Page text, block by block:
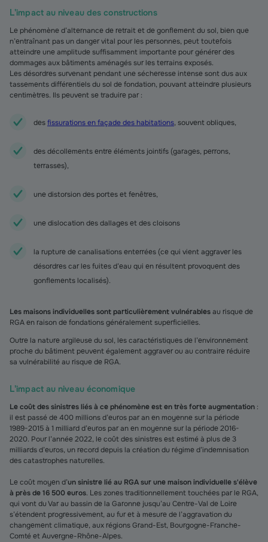
L'impact au niveau des constructions
Le phénomène d’alternance de retrait et de gonflement du sol, bien que
n’entraînant pas un danger vital pour les personnes, peut toutefois
atteindre une amplitude suffisamment importante pour générer des
dommages aux bâtiments aménagés sur les terrains exposés.
Les désordres survenant pendant une sécheresse intense sont dus aux
tassements différentiels du sol de fondation, pouvant atteindre plusieurs
centimètres. Ils peuvent se traduire par :
desfissurations en façade des habitations, souvent obliques,
des décollementsentre éléments jointifs (garages, perrons,
terrasses),
une distorsiondes portes et fenêtres,
une dislocationdes dallages et des cloisons
la rupture de canalisations enterrées (ce qui vient aggraver les
désordres car les fuites d’eau qui en résultent provoquent des
gonflements localisés).
Les maisons individuelles sont particulièrement vulnérablesau risque de
RGA en raison de fondations généralement superficielles.
Outre la nature argileuse du sol, les caractéristiques de l’environnement
proche du bâtiment peuvent également aggraver ou au contraire réduire
sa vulnérabilité au risque de RGA.
L'impact au niveau économique
Le coût des sinistres liés à ce phénomène est en très forte augmentation :
il est passé de 400 millions d’euros par an en moyenne sur la période
1989-2015 à 1 milliard d’euros par an en moyenne sur la période 2016-
2020. Pour l’année 2022, le coût des sinistres est estimé à plus de 3
milliards d’euros, un record depuis la création du régime d’indemnisation
des catastrophes naturelles.
Le coût moyen d’un sinistre lié au RGAsur une maison individuelle s'élève
à près de16 500 euros. Les zones traditionnellement touchées par le RGA,
qui vont du Var au bassin de la Garonne jusqu’au Centre-Val de Loire
s’étendent progressivement, au fur et à mesure de l’aggravation du
changement climatique, aux régions Grand-Est, Bourgogne-Franche-
Comté et Auvergne-Rhône-Alpes.